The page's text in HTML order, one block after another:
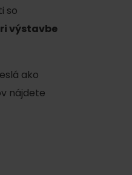
so
výstavbe
ako
nájdete